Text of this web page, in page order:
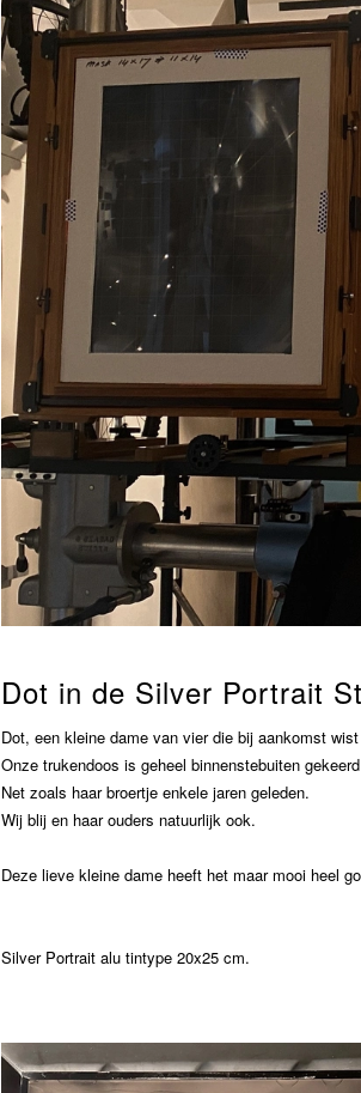
Dot in de Silver Portrait
Dot, een kleine dame van vier die bij aankomst
Onze trukendoos is geheel binnenstebuiten
Net zoals haar broertje enkele jaren geleden.
Wij blij en haar ouders natuurlijk ook.
Deze lieve kleine dame heeft het maar mooi heel
Silver Portrait alu tintype 20x25 cm.